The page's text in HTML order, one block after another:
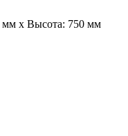
x Высота: 750 мм